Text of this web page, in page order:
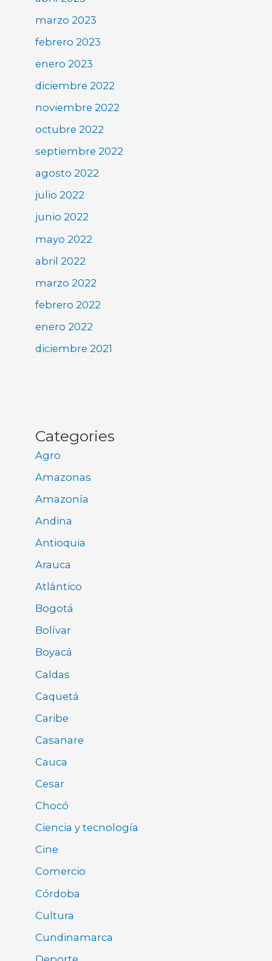
marzo 2023
febrero 2023
enero 2023
diciembre 2022
noviembre 2022
octubre 2022
septiembre 2022
agosto 2022
julio 2022
junio 2022
mayo 2022
abril 2022
marzo 2022
febrero 2022
enero 2022
diciembre 2021
Categories
Agro
Amazonas
Amazonía
Andina
Antioquia
Arauca
Atlántico
Bogotá
Bolívar
Boyacá
Caldas
Caquetá
Caribe
Casanare
Cauca
Cesar
Chocó
Ciencia y tecnología
Cine
Comercio
Córdoba
Cultura
Cundinamarca